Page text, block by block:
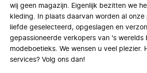
wij geen magazijn. Eigenlijk bezitten we
kleding. In plaats daarvan worden al
liefde geselecteerd, opgeslagen en
gepassioneerde verkopers van 's werelds
modeboetieks. We wensen u veel plezier.
services? Volg ons dan!